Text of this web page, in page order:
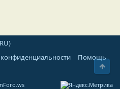
Помощь